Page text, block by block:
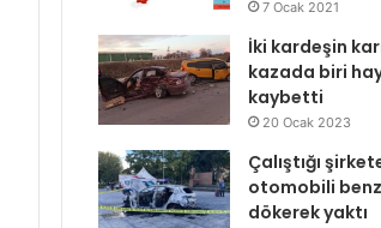
7 Ocak 2021
İki kardeşin
kazada biri
kaybetti
20 Ocak 2023
Çalıştığı
otomobili
dökerek yaktı